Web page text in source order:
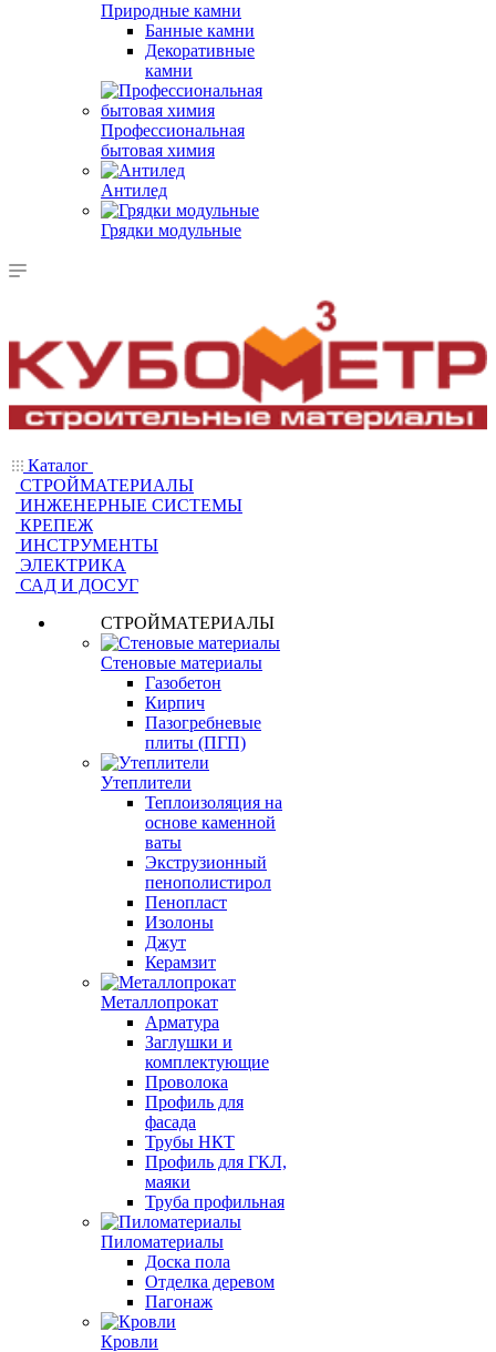
Природные камни
Банные камни
Декоративные
камни
Профессиональная
бытовая химия
Антилед
Грядки модульные
Каталог
СТРОЙМАТЕРИАЛЫ
ИНЖЕНЕРНЫЕ СИСТЕМЫ
КРЕПЕЖ
ИНСТРУМЕНТЫ
ЭЛЕКТРИКА
САД И ДОСУГ
СТРОЙМАТЕРИАЛЫ
Стеновые материалы
Газобетон
Кирпич
Пазогребневые
плиты (ПГП)
Утеплители
Теплоизоляция на
основе каменной
ваты
Экструзионный
пенополистирол
Пенопласт
Изолоны
Джут
Керамзит
Металлопрокат
Арматура
Заглушки и
комплектующие
Проволока
Профиль для
фасада
Трубы НКТ
Профиль для ГКЛ,
маяки
Труба профильная
Пиломатериалы
Доска пола
Отделка деревом
Пагонаж
Кровли